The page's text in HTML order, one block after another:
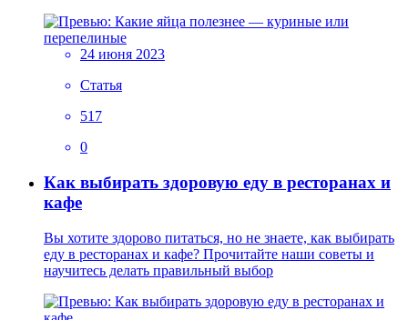
24 июня 2023
Статья
517
0
Как выбирать здоровую еду в ресторанах и
кафе
Вы хотите здорово питаться, но не знаете, как выбирать
еду в ресторанах и кафе? Прочитайте наши советы и
научитесь делать правильный выбор